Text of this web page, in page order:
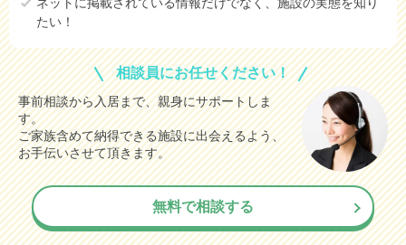
たい！
相談員にお任せください！
事前相談から入居まで、親身にサポートしま
す。
ご家族含めて納得できる施設に出会えるよう、
お手伝いさせて頂きます。
無料で相談する